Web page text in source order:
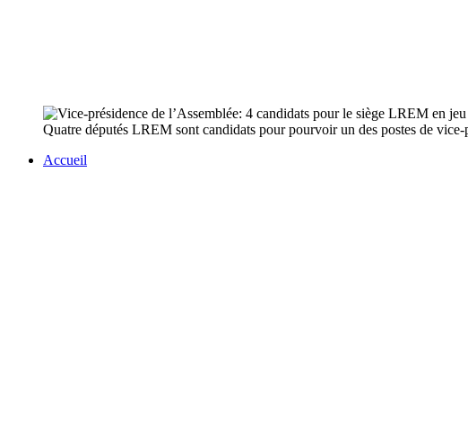
Quatre députés LREM sont candidats pour pourvoir un des postes de
Accueil